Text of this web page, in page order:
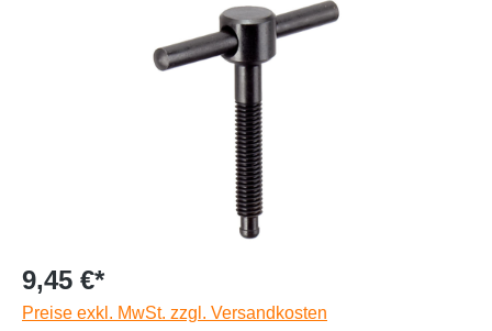
9,45 €*
Preise exkl. MwSt. zzgl. Versandkosten